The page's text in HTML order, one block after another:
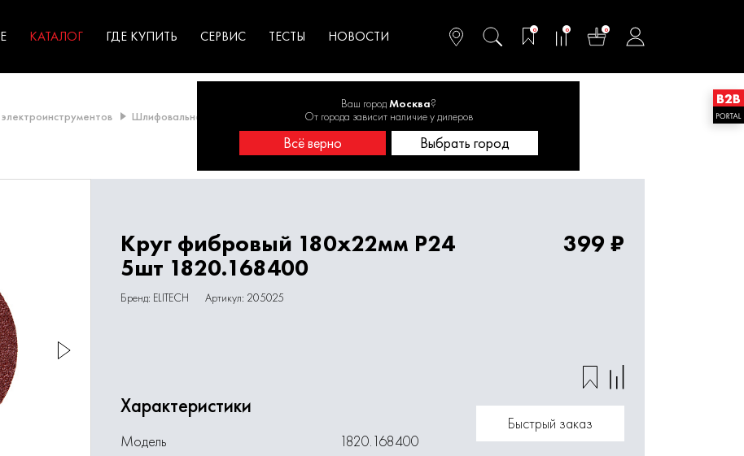
КАТАЛОГ садоводства
ГДЕ КУПИТЬ СЕРВИС ТЕСТЫ НОВОСТИ 0 0 0
Ваш городМосква?
От города зависит наличие у дилеров
Всё верно Выбрать город
Шлифовальная шкурка Шлифовальная шкурка круглая
Диаметр 180 мм
Круг фибровый 180х22мм Р24
5шт 1820.168400
Бренд: ELITECH Артикул: 205025
399 ₽
Характеристики
Модель 1820.168400
Быстрый заказ